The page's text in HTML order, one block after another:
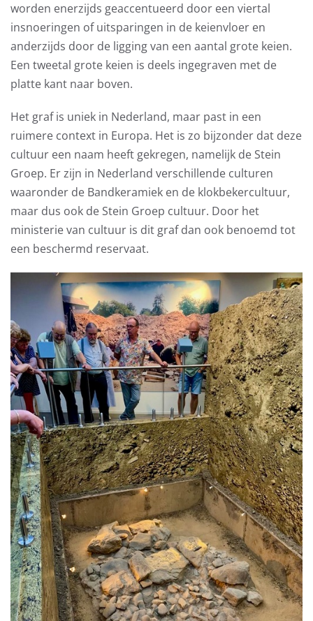
worden enerzijds geaccentueerd door een viertal
insnoeringen of uitsparingen in de keienvloer en
anderzijds door de ligging van een aantal grote keien.
Een tweetal grote keien is deels ingegraven met de
platte kant naar boven.
Het graf is uniek in Nederland, maar past in een
ruimere context in Europa. Het is zo bijzonder dat deze
cultuur een naam heeft gekregen, namelijk de Stein
Groep. Er zijn in Nederland verschillende culturen
waaronder de Bandkeramiek en de klokbekercultuur,
maar dus ook de Stein Groep cultuur. Door het
ministerie van cultuur is dit graf dan ook benoemd tot
een beschermd reservaat.